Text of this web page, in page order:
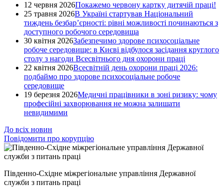
12 червня 2026Покажемо червону картку дитячій праці!
25 травня 2026В Україні стартував Національний
тиждень безбар’єрності: рівні можливості починаються з
доступного робочого середовища
30 квітня 2026Забезпечимо здорове психосоціальне
робоче середовище: в Києві відбулося засідання круглого
столу з нагоди Всесвітнього дня охорони праці
22 квітня 2026Всесвітній день охорони праці 2026:
подбаймо про здорове психосоціальне робоче
середовище
19 березня 2026Медичні працівники в зоні ризику: чому
професійні захворювання не можна залишати
невидимими
До всіх новин
Повідомити про корупцію
Південно-Східне міжрегіональне управління Державної
служби з питань праці